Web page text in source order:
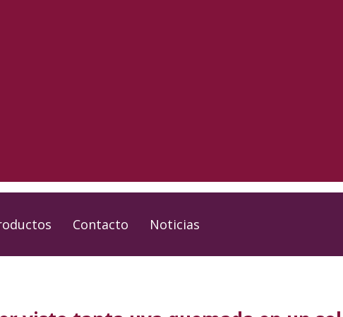
Contacto Noticias